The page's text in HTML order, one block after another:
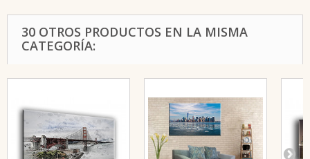
30 OTROS PRODUCTOS EN LA MISMA
CATEGORÍA: